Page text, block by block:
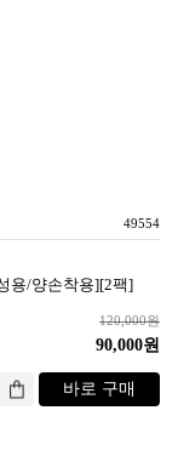
49554
용/양손착용][2팩]
120,000원
90,000원
바로 구매